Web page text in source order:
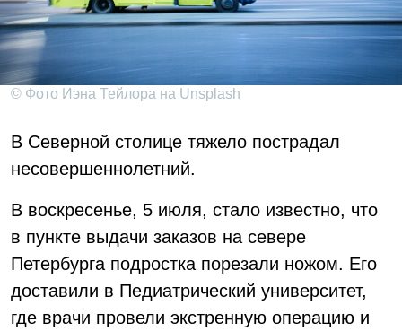
© Фото Иэна Тейлора на Unsplash
В Северной столице тяжело пострадал
несовершеннолетний.
В воскресенье, 5 июля, стало известно, что
в пункте выдачи заказов на севере
Петербурга подростка порезали ножом. Его
доставили в Педиатрический университет,
где врачи провели экстренную операцию и